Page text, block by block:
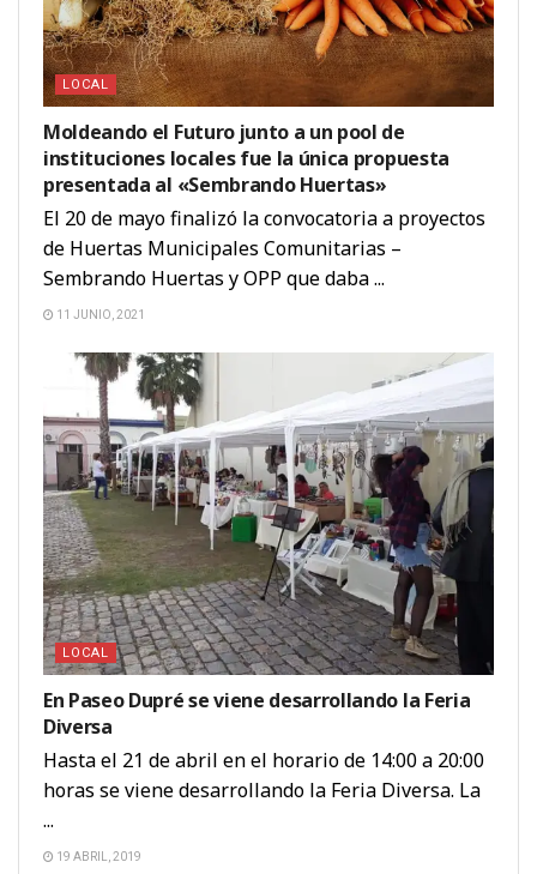
LOCAL
Moldeando el Futuro junto a un pool de
instituciones locales fue la única propuesta
presentada al «Sembrando Huertas»
El 20 de mayo finalizó la convocatoria a proyectos
de Huertas Municipales Comunitarias –
Sembrando Huertas y OPP que daba ...
11 JUNIO, 2021
LOCAL
En Paseo Dupré se viene desarrollando la Feria
Diversa
Hasta el 21 de abril en el horario de 14:00 a 20:00
horas se viene desarrollando la Feria Diversa. La
...
19 ABRIL, 2019